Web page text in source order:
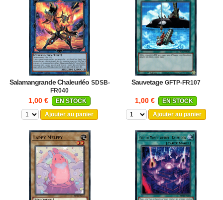
Salamangrande Chaleurléo SDSB-
FR040
1,00 €
EN STOCK
Ajouter au panier
Sauvetage GFTP-FR107
1,00 €
EN STOCK
Ajouter au panier